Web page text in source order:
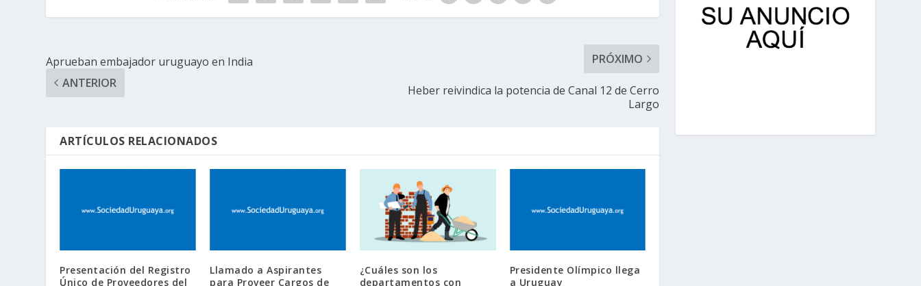
Aprueban embajador uruguayo en India
ANTERIOR
PRÓXIMO
Heber reivindica la potencia de Canal 12 de Cerro
Largo
ARTÍCULOS RELACIONADOS
Presentación del Registro
Único de Proveedores del
Llamado a Aspirantes
para Proveer Cargos de
¿Cuáles son los
departamentos con
Presidente Olímpico llega
a Uruguay